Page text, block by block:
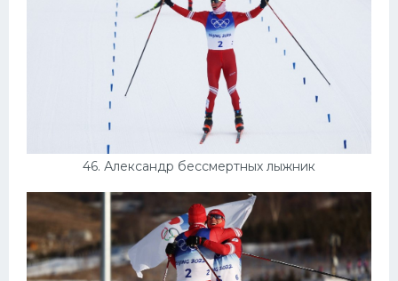
46. Александр бессмертных лыжник